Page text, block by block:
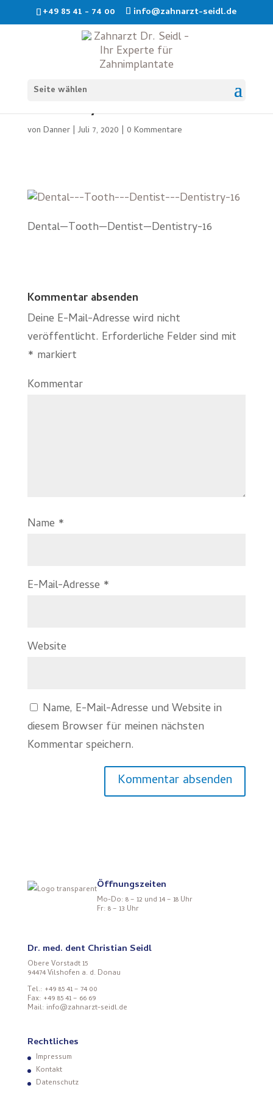
+49 85 41 - 74 00 info@zahnarzt-seidl.de
Seite wählen
Dental—Tooth—Dentist—
Dentistry-16
von Danner|Juli 7, 2020 | 0 Kommentare
Dental—Tooth—Dentist—Dentistry-16
Kommentar absenden
Deine E-Mail-Adresse wird nicht
veröffentlicht. Erforderliche Felder sind mit
* markiert
Kommentar
Name *
E-Mail-Adresse *
Website
Name, E-Mail-Adresse und Website in
diesem Browser für meinen nächsten
Kommentar speichern.
Öffnungszeiten
Mo-Do: 8 – 12 und 14 – 18 Uhr
Fr: 8 – 13 Uhr
Dr. med. dent Christian Seidl
Obere Vorstadt 15
94474 Vilshofen a. d. Donau
Tel.: +49 85 41 – 74 00
Fax: +49 85 41 – 66 69
Mail: info@zahnarzt-seidl.de
Rechtliches
Impressum
Kontakt
Datenschutz